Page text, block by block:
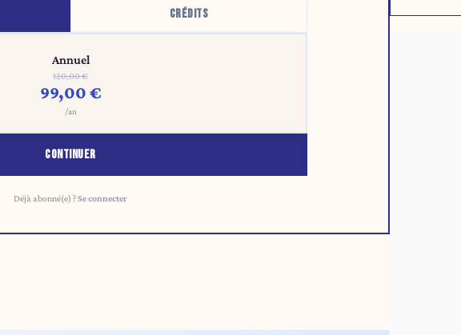
CRÉDITS
Annuel
120,00 €
99,00 €
/an
CONTINUER
Déjà abonné(e) ?Se connecter
déficit